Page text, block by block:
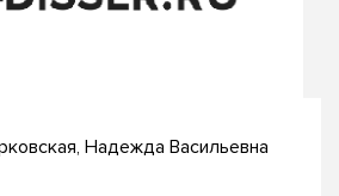
Надежда Васильевна